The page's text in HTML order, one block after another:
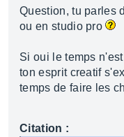
Question, tu parles
ou en studio pro
Si oui le temps
ton esprit creatif
temps de faire les
Citation :